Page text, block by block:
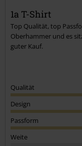
Kommentar jetzt
1a T-Shirt
Top Qualität, top
Oberhammer und es
guter Kauf.
Qualität
Design
Passform
Weite